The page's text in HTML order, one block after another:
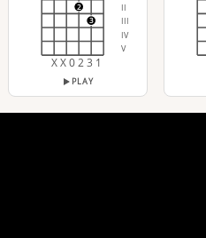
II
III
IV
V
2
3
X X 0 2 3 1
PLAY